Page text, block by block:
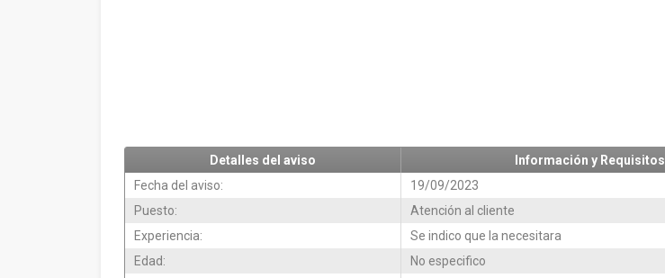
Detalles del aviso
Información y Requisitos
Fecha del aviso:
19/09/2023
Puesto:
Atención al cliente
Experiencia:
Se indico que la necesitara
Edad:
No especifico